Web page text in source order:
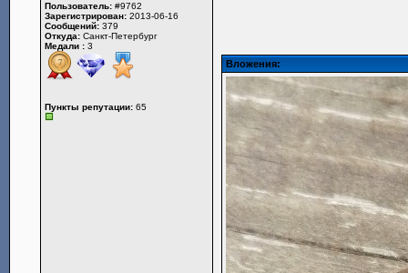
Пользователь: #9762
Зарегистрирован: 2013-06-16
Сообщений: 379
Откуда: Санкт-Петербург
Медали : 3
Пункты репутации: 65
Вложения: